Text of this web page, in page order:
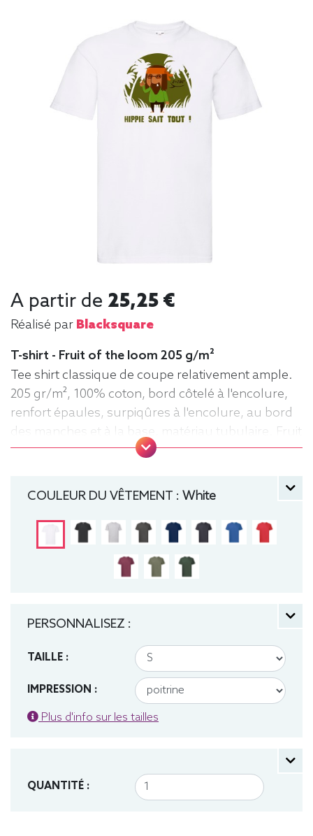
A partir de 25,25 €
Réalisé par Blacksquare
T-shirt - Fruit of the loom 205 g/m²
Tee shirt classique de coupe relativement ample.
205 gr/m², 100% coton, bord côtelé à l'encolure,
renfort épaules, surpiqûres à l'encolure, au bord
des manches et à la base, matériau tubulaire. Fruit
of the loom, Tee-shirt, manche courte, Homme,
COULEUR DU VÊTEMENT : White
PERSONNALISEZ :
TAILLE :
IMPRESSION :
Plus d'info sur les tailles
QUANTITÉ :